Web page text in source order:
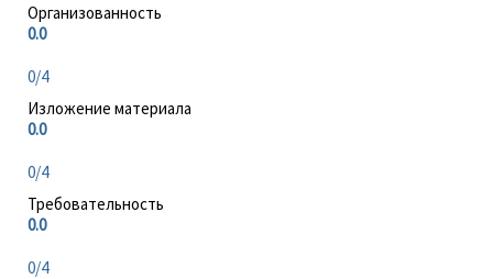
Организованность
0.0
0/4
Изложение материала
0.0
0/4
Требовательность
0.0
0/4